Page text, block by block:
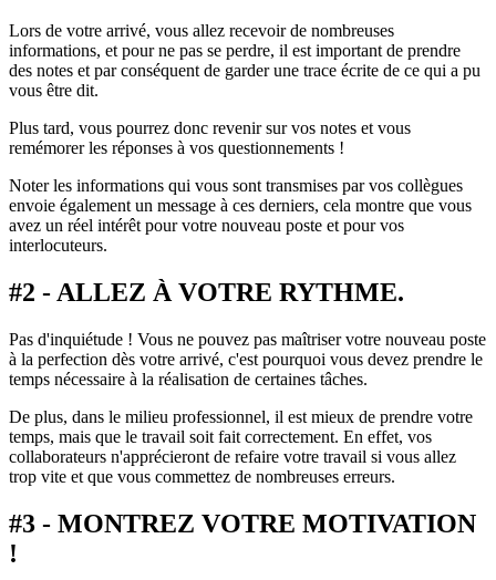
Lors de votre arrivé, vous allez recevoir de nombreuses
informations, et pour ne pas se perdre, il est important de prendre
des notes et par conséquent de garder une trace écrite de ce qui a pu
vous être dit.
Plus tard, vous pourrez donc revenir sur vos notes et vous
remémorer les réponses à vos questionnements !
Noter les informations qui vous sont transmises par vos collègues
envoie également un message à ces derniers, cela montre que vous
avez un réel intérêt pour votre nouveau poste et pour vos
interlocuteurs.
#2 - ALLEZ À VOTRE RYTHME.
Pas d'inquiétude ! Vous ne pouvez pas maîtriser votre nouveau poste
à la perfection dès votre arrivé, c'est pourquoi vous devez prendre le
temps nécessaire à la réalisation de certaines tâches.
De plus, dans le milieu professionnel, il est mieux de prendre votre
temps, mais que le travail soit fait correctement. En effet, vos
collaborateurs n'apprécieront de refaire votre travail si vous allez
trop vite et que vous commettez de nombreuses erreurs.
#3 - MONTREZ VOTRE MOTIVATION
!